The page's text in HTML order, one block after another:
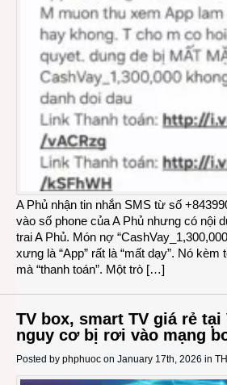
A Phủ nhận tin nhắn SMS từ số
vào số phone của A Phủ nhưng có nội
trai A Phủ. Món nợ
xưng là “App” rất là “mất dạy”. Nó
mà “thanh toán”. Một trò […]
TV box, smart TV giá rẻ tại
nguy cơ bị rơi vào mạng
Posted by phphuoc on January 17th, 2026 in